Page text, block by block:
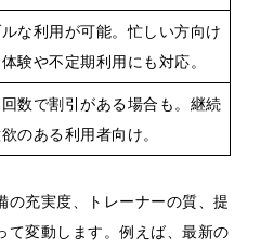
な利用が可能。忙しい方向け
験や不定期利用にも対応。
数で割引がある場合も。継続
のある利用者向け。
の充実度、トレーナーの質、提
て変動します。例えば、最新の